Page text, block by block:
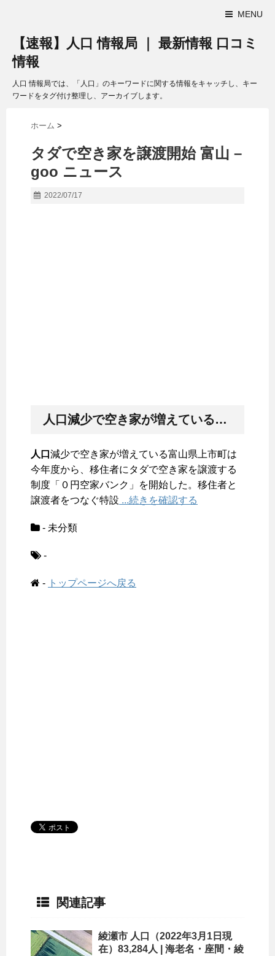
MENU
【速報】人口 情報局 ｜ 最新情報 口コミ
情報
人口 情報局では、「人口」のキーワードに関する情報をキャッチし、キー
ワードをタグ付け整理し、アーカイブします。
ホーム >
タダで空き家を譲渡開始 富山 –
goo ニュース
2022/07/17
人口 減少で空き家が増えている富山県上市町は今年度から、移住者にタダで空き家を譲渡する制度「０円空家バンク」を開始した。移住者と譲渡者をつなぐ特設
人口 減少で空き家が増えている富山県上市町は
今年度から、移住者にタダで空き家を譲渡する
制度「０円空家バンク」を開始した。移住者と
譲渡者をつなぐ特設 ...続きを確認する
- 未分類
-
- トップページへ戻る
関連記事
綾瀬市 人口
（2022年3月1日現
在）83,284人 | 海老名・座間・綾